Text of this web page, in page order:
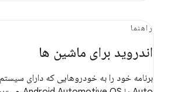
راهنما
اندروید برای ماشین ها